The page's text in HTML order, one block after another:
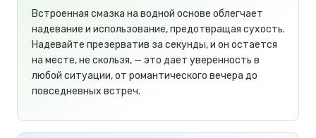
Встроенная смазка на водной основе облегчает
надевание и использование, предотвращая сухость.
Надевайте презерватив за секунды, и он остается
на месте, не скользя, — это дает уверенность в
любой ситуации, от романтического вечера до
повседневных встреч.